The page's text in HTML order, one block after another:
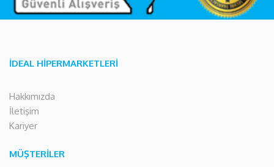
İDEAL HİPERMARKETLERİ
Hakkımızda
İletişim
Kariyer
MÜŞTERİLER